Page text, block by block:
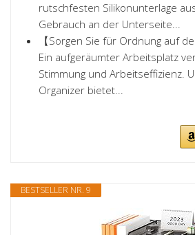
rutschfesten Silikonunterlage
Gebrauch an der Unterseite...
【Sorgen Sie für Ordnung auf
Ein aufgeräumter Arbeitsplatz
Stimmung und Arbeitseffizienz.
Organizer bietet...
BESTSELLER NR. 9